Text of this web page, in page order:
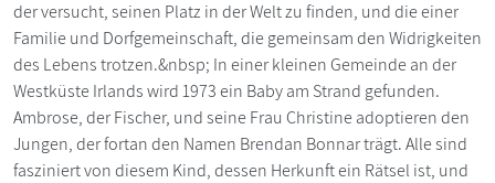
der versucht, seinen Platz in der Welt zu finden, und die einer
Familie und Dorfgemeinschaft, die gemeinsam den Widrigkeiten
des Lebens trotzen.&nbsp; In einer kleinen Gemeinde an der
Westküste Irlands wird 1973 ein Baby am Strand gefunden.
Ambrose, der Fischer, und seine Frau Christine adoptieren den
Jungen, der fortan den Namen Brendan Bonnar trägt. Alle sind
fasziniert von diesem Kind, dessen Herkunft ein Rätsel ist, und